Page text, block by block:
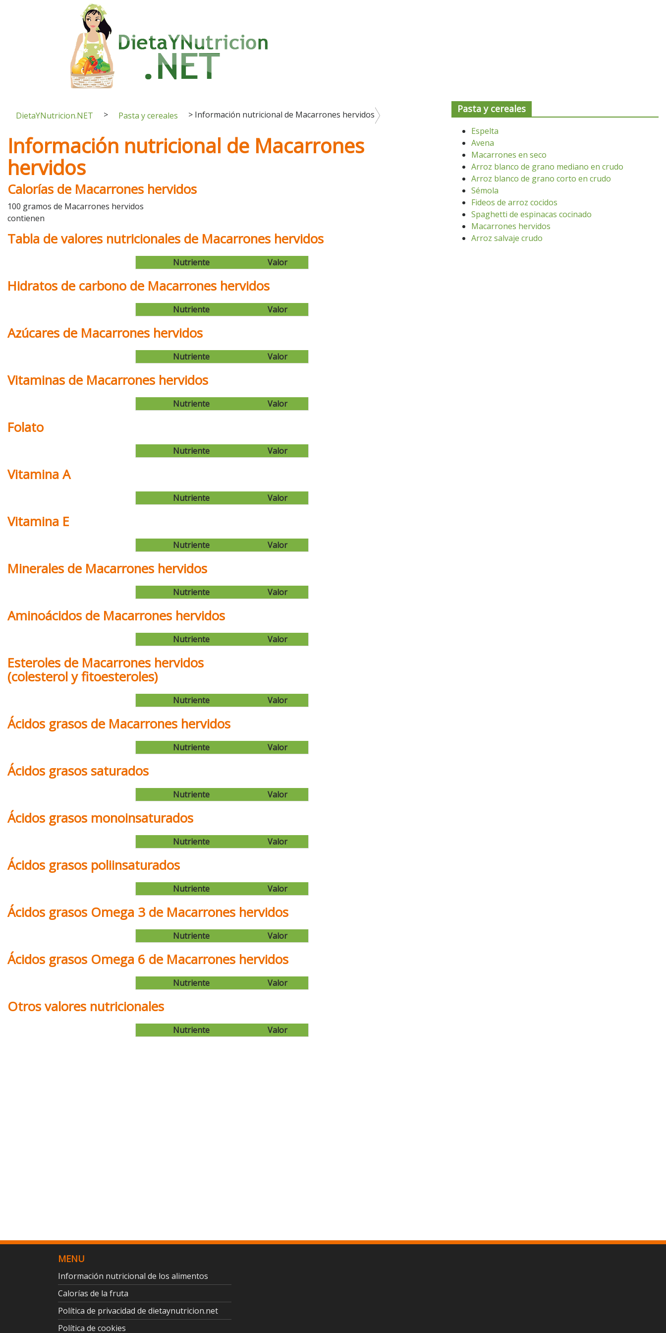
DietaYNutricion.NET > Pasta y cereales > Información nutricional de Macarrones hervidos
Información nutricional de Macarrones
hervidos
Calorías de Macarrones hervidos
100 gramos de Macarrones hervidos
contienen
Tabla de valores nutricionales de Macarrones hervidos
Nutriente Valor
Hidratos de carbono de Macarrones hervidos
Nutriente Valor
Azúcares de Macarrones hervidos
Nutriente Valor
Vitaminas de Macarrones hervidos
Nutriente Valor
Folato
Nutriente Valor
Vitamina A
Nutriente Valor
Vitamina E
Nutriente Valor
Minerales de Macarrones hervidos
Nutriente Valor
Aminoácidos de Macarrones hervidos
Nutriente Valor
Esteroles de Macarrones hervidos
(colesterol y fitoesteroles)
Nutriente Valor
Ácidos grasos de Macarrones hervidos
Nutriente Valor
Ácidos grasos saturados
Nutriente Valor
Ácidos grasos monoinsaturados
Nutriente Valor
Ácidos grasos poliinsaturados
Nutriente Valor
Ácidos grasos Omega 3 de Macarrones hervidos
Nutriente Valor
Ácidos grasos Omega 6 de Macarrones hervidos
Nutriente Valor
Otros valores nutricionales
Nutriente Valor
Pasta y cereales
Espelta
Avena
Macarrones en seco
Arroz blanco de grano mediano en crudo
Arroz blanco de grano corto en crudo
Sémola
Fideos de arroz cocidos
Spaghetti de espinacas cocinado
Macarrones hervidos
Arroz salvaje crudo
MENU
Información nutricional de los alimentos
Calorías de la fruta
Política de privacidad de dietaynutricion.net
Política de cookies